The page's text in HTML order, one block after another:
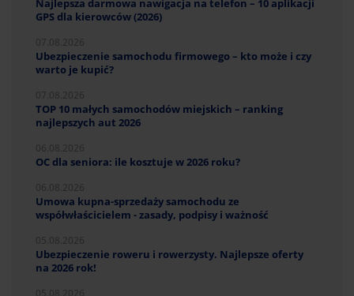
Najlepsza darmowa nawigacja na telefon – 10 aplikacji
GPS dla kierowców (2026)
Ubezpieczenie samochodu firmowego – kto może i czy
warto je kupić?
TOP 10 małych samochodów miejskich – ranking
najlepszych aut 2026
OC dla seniora: ile kosztuje w 2026 roku?
Umowa kupna-sprzedaży samochodu ze
współwłaścicielem - zasady, podpisy i ważność
Ubezpieczenie roweru i rowerzysty. Najlepsze oferty
na 2026 rok!